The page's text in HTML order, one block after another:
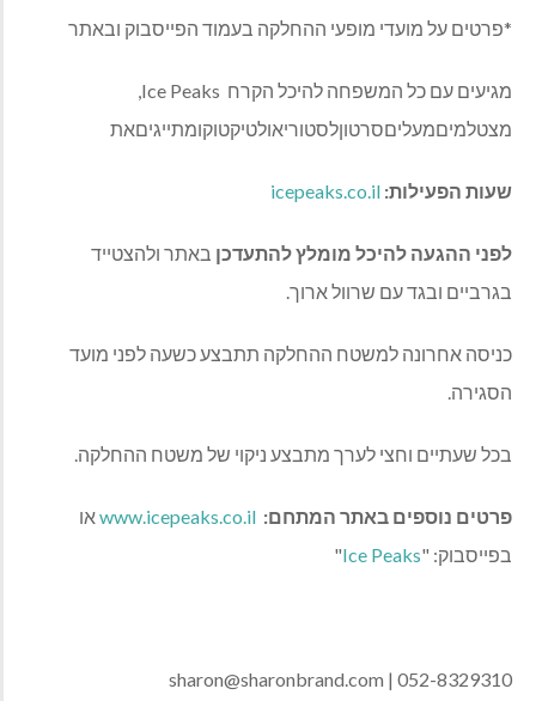
*פרטים על מועדי מופעי ההחלקה בעמוד הפייסבוק ובאתר
מגיעים עם כל המשפחה להיכל הקרח Ice Peaks,
מצטלמיםמעליםסרטוןלסטוריאולטיקטוקומתייגיםאת
שעות הפעילות: icepeaks.co.il
לפני ההגעה להיכל מומלץ להתעדכן באתר ולהצטייד
בגרביים ובגד עם שרוול ארוך.
כניסה אחרונה למשטח ההחלקה תתבצע כשעה לפני מועד
הסגירה.
בכל שעתיים וחצי לערך מתבצע ניקוי של משטח ההחלקה.
פרטים נוספים באתר המתחם:
www.icepeaks.co.ilאו
בפייסבוק: "
Ice Peaks
"
sharon@sharonbrand.com | 052-8329310